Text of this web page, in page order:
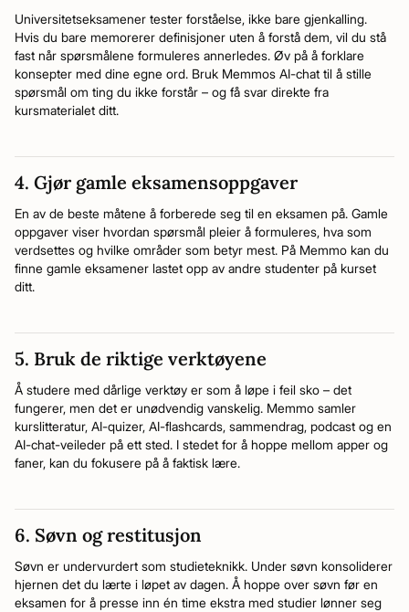
Universitetseksamener tester forståelse, ikke bare gjenkalling.
Hvis du bare memorerer definisjoner uten å forstå dem, vil du stå
fast når spørsmålene formuleres annerledes. Øv på å forklare
konsepter med dine egne ord. Bruk Memmos AI-chat til å stille
spørsmål om ting du ikke forstår – og få svar direkte fra
kursmaterialet ditt.
4. Gjør gamle eksamensoppgaver
En av de beste måtene å forberede seg til en eksamen på. Gamle
oppgaver viser hvordan spørsmål pleier å formuleres, hva som
verdsettes og hvilke områder som betyr mest. På Memmo kan du
finne gamle eksamener lastet opp av andre studenter på kurset
ditt.
5. Bruk de riktige verktøyene
Å studere med dårlige verktøy er som å løpe i feil sko – det
fungerer, men det er unødvendig vanskelig. Memmo samler
kurslitteratur, AI-quizer, AI-flashcards, sammendrag, podcast og en
AI-chat-veileder på ett sted. I stedet for å hoppe mellom apper og
faner, kan du fokusere på å faktisk lære.
6. Søvn og restitusjon
Søvn er undervurdert som studieteknikk. Under søvn konsoliderer
hjernen det du lærte i løpet av dagen. Å hoppe over søvn før en
eksamen for å presse inn én time ekstra med studier lønner seg